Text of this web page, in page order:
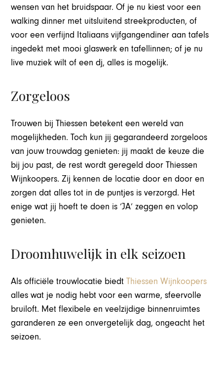
wensen van het bruidspaar. Of je nu kiest voor een
walking dinner met uitsluitend streekproducten, of
voor een verfijnd Italiaans vijfgangendiner aan tafels
ingedekt met mooi glaswerk en tafellinnen; of je nu
live muziek wilt of een dj, alles is mogelijk.
Zorgeloos
Trouwen bij Thiessen betekent een wereld van
mogelijkheden. Toch kun jij gegarandeerd zorgeloos
van jouw trouwdag genieten: jij maakt de keuze die
bij jou past, de rest wordt geregeld door Thiessen
Wijnkoopers. Zij kennen de locatie door en door en
zorgen dat alles tot in de puntjes is verzorgd. Het
enige wat jij hoeft te doen is ‘JA’ zeggen en volop
genieten.
Droomhuwelijk in elk seizoen
Als officiële trouwlocatie biedtThiessen Wijnkoopers
alles wat je nodig hebt voor een warme, sfeervolle
bruiloft. Met flexibele en veelzijdige binnenruimtes
garanderen ze een onvergetelijk dag, ongeacht het
seizoen.